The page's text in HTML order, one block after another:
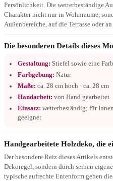
Persönlichkeit. Die wetterbeständige
Charakter nicht nur in Wohnräume,
Außenbereiche, auf die Terrasse oder
Die besonderen Details dieses
Gestaltung: Stiefel sowie eine
Farbgebung: Natur
Maße: ca. 28 cm hoch · ca. 28 cm
Handarbeit: von Hand gearbeitet
Einsatz: wetterbeständig; für
geeignet
Handgearbeitete Holzdeko, die
Der besondere Reiz dieses Artikels
Dekoregel, sondern durch seinen
typische aufrechte Entenform geben